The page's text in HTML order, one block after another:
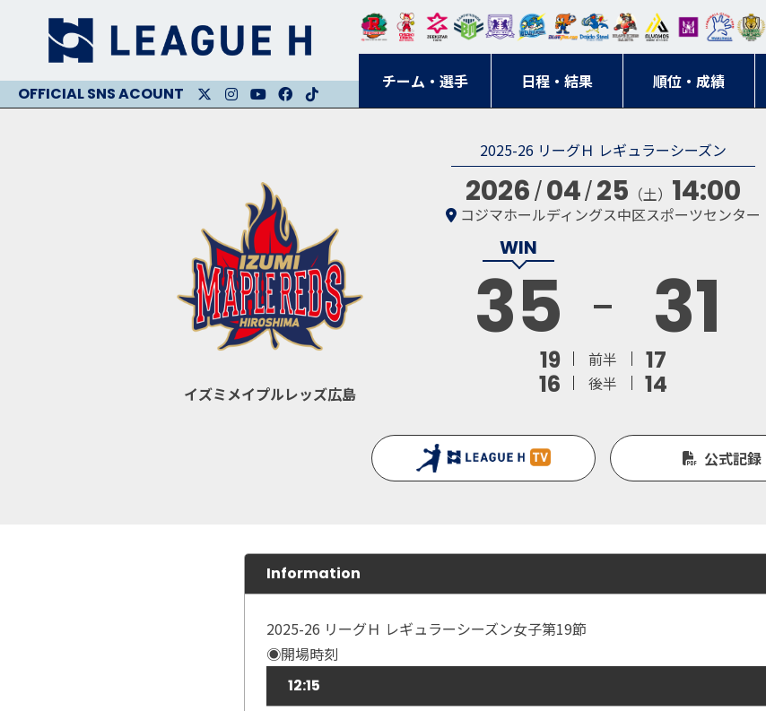
チーム・選手 日程・結果 順位・成績
東日
本レ
ガロ
オー
ソル
埼玉
クス
ター
東京
BM
川
ドリ
ーム
ス
寺ブ
ルー
サン
ーフ
ァル
コン
屋
ニッ キン
ス大
阪
エゾハン
ブ
2025-26 リーグＨ レギュラーシーズン
イズミメイプルレッズ広島
2026 04 25 （土） 14:00
コジマホールディングス中区スポーツセンター
35 31
19 前半
17
16
後半 14
公式記録
Information
2025-26 リーグＨ レギュラーシーズン女子第19節
◉開場時刻
12:15